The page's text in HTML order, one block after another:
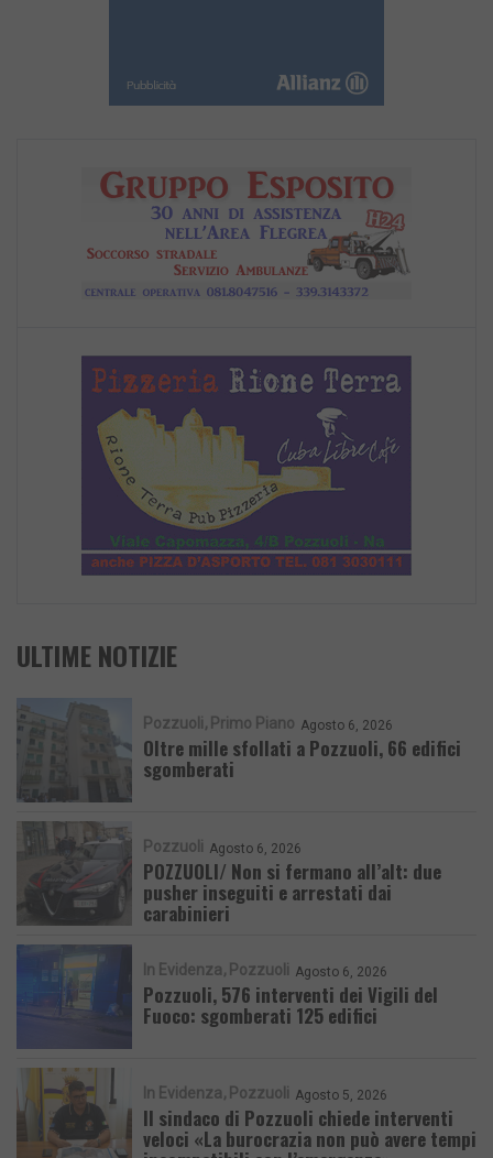
ULTIME NOTIZIE
Pozzuoli Primo Piano Agosto 6, 2026
Oltre mille sfollati a Pozzuoli, 66 edifici
sgomberati
Pozzuoli Agosto 6, 2026
POZZUOLI/ Non si fermano all’alt: due
pusher inseguiti e arrestati dai
carabinieri
In Evidenza Pozzuoli Agosto 6, 2026
Pozzuoli, 576 interventi dei Vigili del
Fuoco: sgomberati 125 edifici
In Evidenza Pozzuoli Agosto 5, 2026
Il sindaco di Pozzuoli chiede interventi
veloci «La burocrazia non può avere tempi